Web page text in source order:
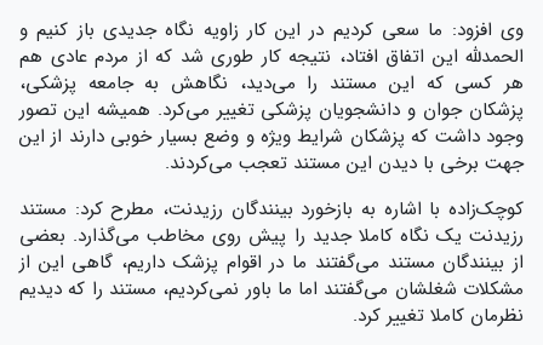
وی افزود: ما سعی کردیم در این کار زاویه نگاه جدیدی باز کنیم و
الحمدلله این اتفاق افتاد، نتیجه کار طوری شد که از مردم عادی هم
هر کسی که این مستند را می‌دید، نگاهش به جامعه پزشکی،
پزشکان جوان و دانشجویان پزشکی تغییر می‌کرد. همیشه این تصور
وجود داشت که پزشکان شرایط ویژه و وضع بسیار خوبی دارند از این
جهت برخی با دیدن این مستند تعجب می‌کردند.
کوچک‌زاده با اشاره به بازخورد بینندگان رزیدنت، مطرح کرد: مستند
رزیدنت یک نگاه کاملا جدید را پیش روی مخاطب می‌گذارد. بعضی
از بینندگان مستند می‌گفتند ما در اقوام پزشک داریم، گاهی این از
مشکلات شغلشان می‌گفتند اما ما باور نمی‌کردیم، مستند را که دیدیم
نظرمان کاملا تغییر کرد.